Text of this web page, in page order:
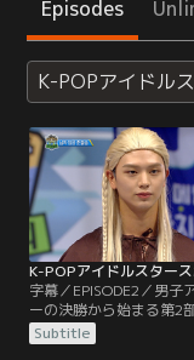
Episodes
K-POPアイドル
字幕／EPISODE2／男子
ーの決勝から始まる第2
るアーチェリーアイドル
今大会のフットサルはス
Subtitle